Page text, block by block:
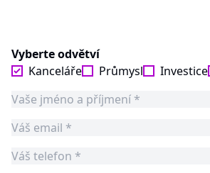
Vyberte odvětví
Kanceláře
Průmysl Investice